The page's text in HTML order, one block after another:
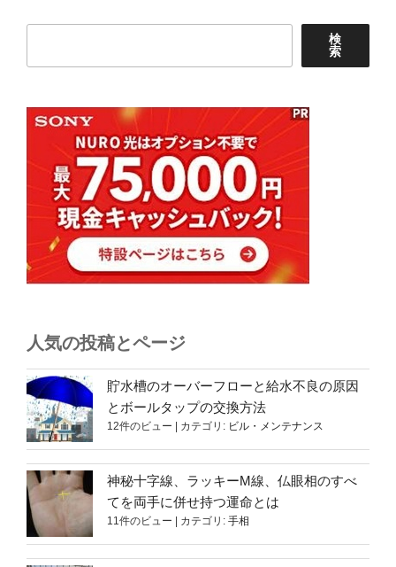
検
索
人気の投稿とページ
貯水槽のオーバーフローと給水不良の原因
とボールタップの交換方法
12件のビュー カテゴリ: ビル・メンテナンス
神秘十字線、ラッキーM線、仏眼相のすべ
てを両手に併せ持つ運命とは
11件のビュー カテゴリ: 手相